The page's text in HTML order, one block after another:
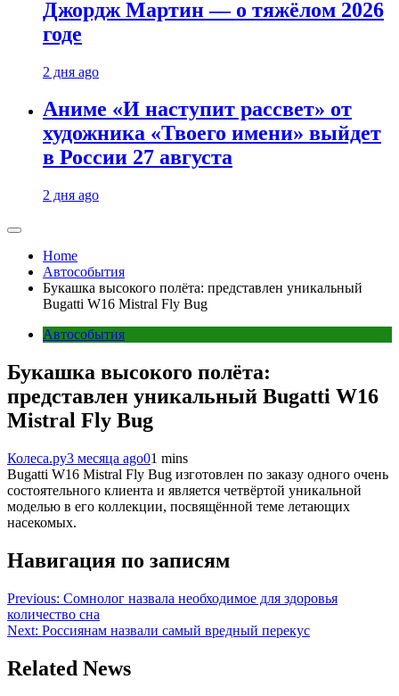
Джордж Мартин — о тяжёлом 2026
годе
2 дня ago
Аниме «И наступит рассвет» от
художника «Твоего имени» выйдет
в России 27 августа
2 дня ago
Home
Автособытия
Букашка высокого полёта: представлен уникальный
Bugatti W16 Mistral Fly Bug
Автособытия
Букашка высокого полёта:
представлен уникальный Bugatti W16
Mistral Fly Bug
Колеса.ру3 месяца ago01 mins
Bugatti W16 Mistral Fly Bug изготовлен по заказу одного очень
состоятельного клиента и является четвёртой уникальной
моделью в его коллекции, посвящённой теме летающих
насекомых.
Навигация по записям
Previous: Сомнолог назвала необходимое для здоровья
количество сна
Next: Россиянам назвали самый вредный перекус
Related News